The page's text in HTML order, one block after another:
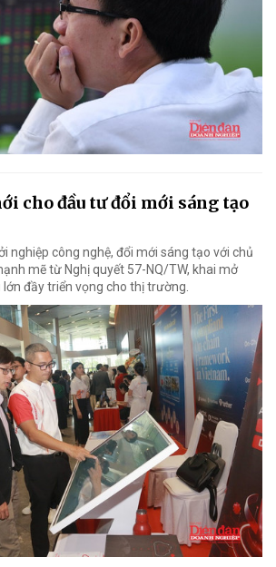
cho đầu tư đổi mới sáng tạo
nghiệp công nghệ, đổi mới sáng tạo với chủ
mẽ từ Nghị quyết 57-NQ/TW, khai mở
đầy triển vọng cho thị trường.